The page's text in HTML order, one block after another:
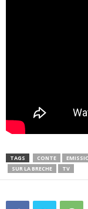
TAGS CONTE
SUR LA BRECHE
TV